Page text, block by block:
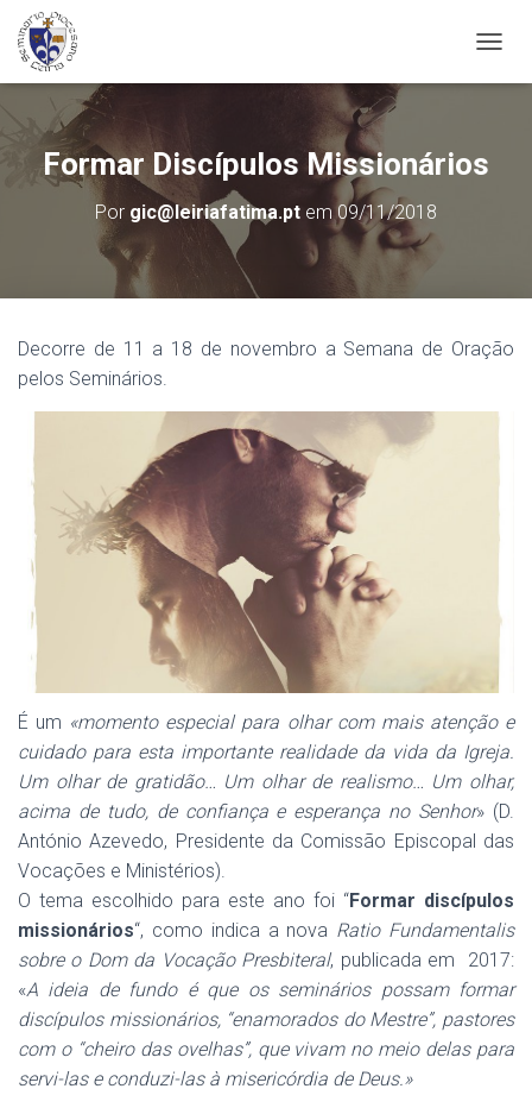
L
G
Formar Discípulos Missionários
Por gic@leiriafatima.pt em 09/11/2018
Decorre de 11 a 18 de novembro a Semana de Oração
pelos Seminários.
É um «momento especial para olhar com mais atenção e
cuidado para esta importante realidade da vida da Igreja.
Um olhar de gratidão… Um olhar de realismo… Um olhar,
acima de tudo, de confiança e esperança no Senhor» (D.
António Azevedo, Presidente da Comissão Episcopal das
Vocações e Ministérios).
O tema escolhido para este ano foi “Formar discípulos
missionários“, como indica a nova Ratio Fundamentalis
sobre o Dom da Vocação Presbiteral, publicada em 2017:
«A ideia de fundo é que os seminários possam formar
discípulos missionários, “enamorados do Mestre”, pastores
com o “cheiro das ovelhas”, que vivam no meio delas para
servi-las e conduzi-las à misericórdia de Deus.»